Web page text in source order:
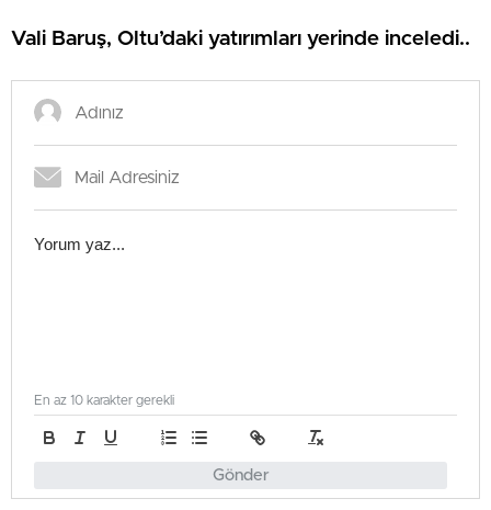
Vali Baruş, Oltu’daki yatırımları yerinde inceledi..
Gönder
En az 10 karakter gerekli